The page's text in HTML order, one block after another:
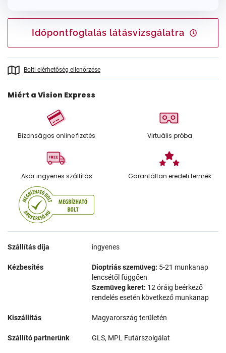
Időpontfoglalás látásvizsgálatra
Bolti elérhetőség ellenőrzése
Miért a Vision Express
Bizonságos online fizetés Virtuális próba
Akár ingyenes szállítás Garantáltan eredeti termék
Szállítás díja ingyenes
Kézbesítés Dioptriás szemüveg: 5-21 munkanap
lencsétől függően
Szemüveg keret: 12 óráig beérkező
rendelés esetén következő munkanap
Kiszállítás Magyarország területén
Szállító partnerünk GLS, MPL Futárszolgálat